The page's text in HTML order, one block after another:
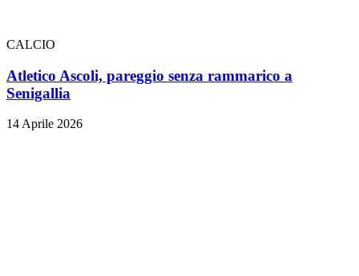
CALCIO
Atletico Ascoli, pareggio senza rammarico a
Senigallia
14 Aprile 2026